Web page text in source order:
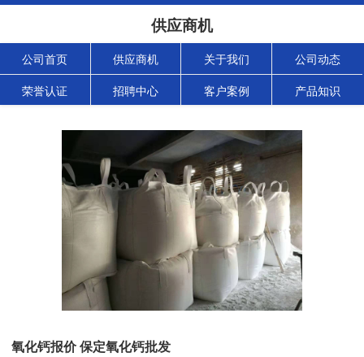
供应商机
公司首页 供应商机 关于我们 公司动态
荣誉认证 招聘中心 客户案例 产品知识
氧化钙报价 保定氧化钙批发